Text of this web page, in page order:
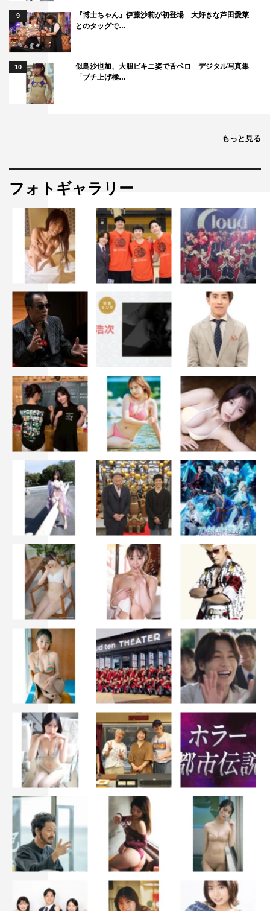
9
『博士ちゃん』伊藤沙莉が初登場 大好きな芦田愛菜
とのタッグで…
10
似鳥沙也加、大胆ビキニ姿で舌ペロ デジタル写真集
「ブチ上げ極…
もっと見る
フォトギャラリー